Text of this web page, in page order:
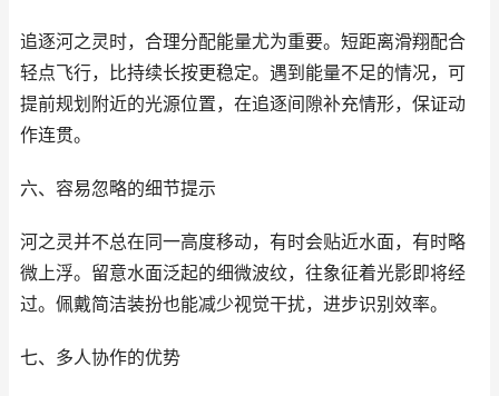
追逐河之灵时，合理分配能量尤为重要。短距离滑翔配合
轻点飞行，比持续长按更稳定。遇到能量不足的情况，可
提前规划附近的光源位置，在追逐间隙补充情形，保证动
作连贯。
六、容易忽略的细节提示
河之灵并不总在同一高度移动，有时会贴近水面，有时略
微上浮。留意水面泛起的细微波纹，往象征着光影即将经
过。佩戴简洁装扮也能减少视觉干扰，进步识别效率。
七、多人协作的优势